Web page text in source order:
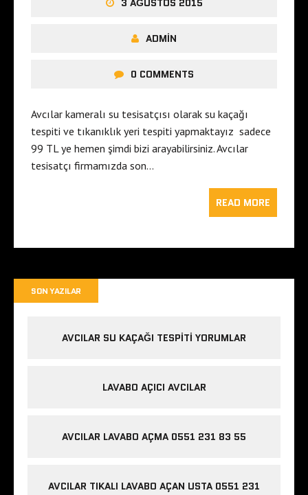
3 AĞUSTOS 2015
ADMIN
0 COMMENTS
Avcılar kameralı su tesisatçısı olarak su kaçağı
tespiti ve tıkanıklık yeri tespiti yapmaktayız sadece
99 TL ye hemen şimdi bizi arayabilirsiniz. Avcılar
tesisatçı firmamızda son…
READ MORE
SON YAZILAR
AVCILAR SU KAÇAĞI TESPITI YORUMLAR
LAVABO AÇICI AVCILAR
AVCILAR LAVABO AÇMA 0551 231 83 55
AVCILAR TIKALI LAVABO AÇAN USTA 0551 231